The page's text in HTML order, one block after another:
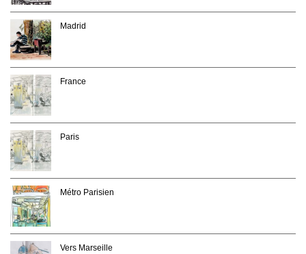
Madrid
France
Paris
Métro Parisien
Vers Marseille